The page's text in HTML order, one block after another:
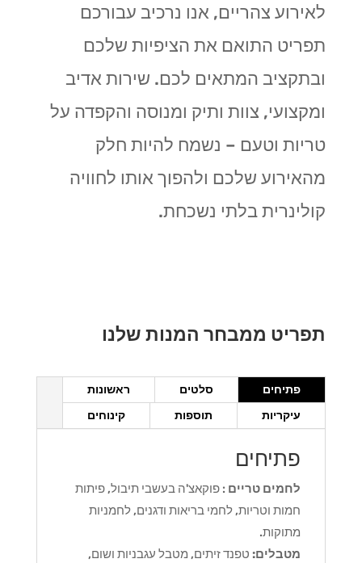
לאירוע צהריים, אנו נרכיב עבורכם
תפריט התואם את הציפיות שלכם
ובתקציב המתאים לכם. שירות אדיב
ומקצועי, צוות ותיק ומנוסה והקפדה על
טריות וטעם – נשמח להיות חלק
מהאירוע שלכם ולהפוך אותו לחוויה
קולינרית בלתי נשכחת.
תפריט ממבחר המנות שלנו
פתיחים סלטים
ראשונות
עיקריות
תוספות קינוחים
פתיחים
לחמים טריים : פוקאצ'ה בעשבי תיבול, פיתות
חמות וטריות, לחמי בריאות ודגנים, לחמניות
מתוקות.
מטבלים: טפנד זיתים, מטבל עגבניות ושום,